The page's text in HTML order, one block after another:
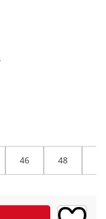
46 48